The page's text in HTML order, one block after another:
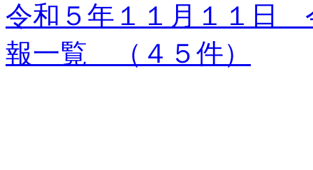
令和５年１１月１１日
報一覧 （４５件）